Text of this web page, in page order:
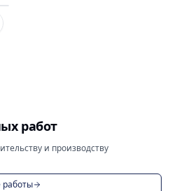
работ
и производству
работы